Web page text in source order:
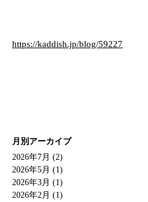
https://kaddish.jp/blog/59227
月別アーカイブ
2026年7月 (2)
2026年5月 (1)
2026年3月 (1)
2026年2月 (1)